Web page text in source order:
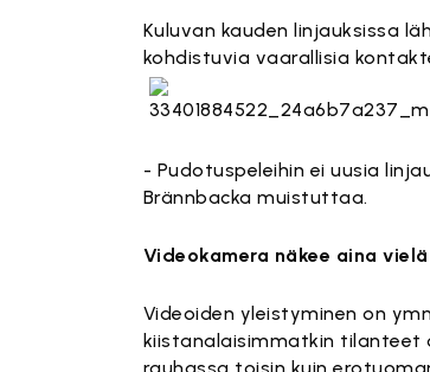
Kuluvan kauden linjauksissa
kohdistuvia vaarallisia
- Pudotuspeleihin ei uusia
Brännbacka muistuttaa.
Videokamera näkee aina
Videoiden yleistyminen on
kiistanalaisimmatkin tilanteet